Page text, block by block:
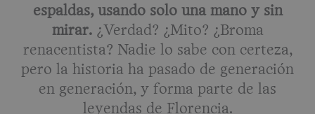
espaldas, usando solo una mano y sin
mirar. ¿Verdad? ¿Mito? ¿Broma
renacentista? Nadie lo sabe con certeza,
pero la historia ha pasado de generación
en generación, y forma parte de las
leyendas de Florencia.